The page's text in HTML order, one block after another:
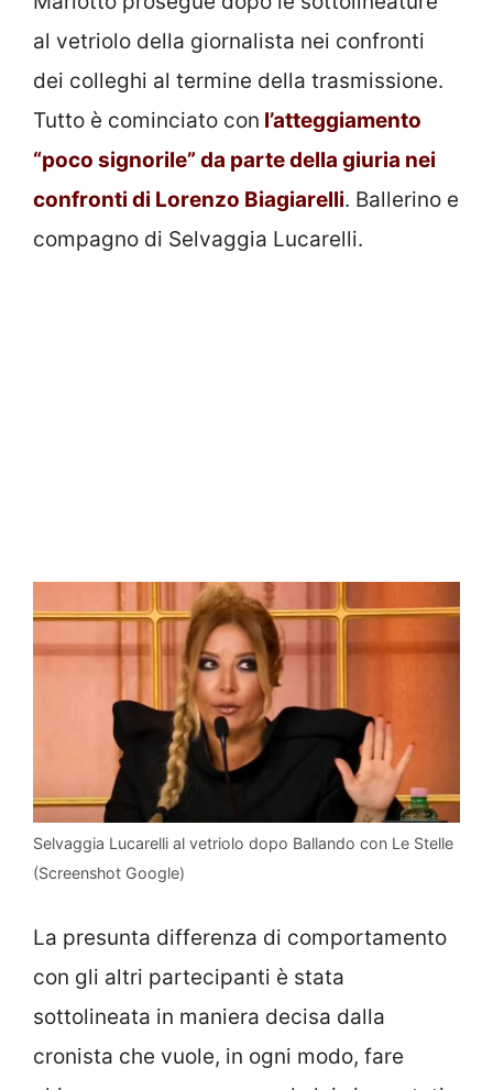
al vetriolo della giornalista nei confronti
dei colleghi al termine della trasmissione.
Tutto è cominciato con l’atteggiamento
“poco signorile” da parte della giuria nei
confronti di Lorenzo Biagiarelli. Ballerino e
compagno di Selvaggia Lucarelli.
Selvaggia Lucarelli al vetriolo dopo Ballando con Le Stelle
(Screenshot Google)
La presunta differenza di comportamento
con gli altri partecipanti è stata
sottolineata in maniera decisa dalla
cronista che vuole, in ogni modo, fare